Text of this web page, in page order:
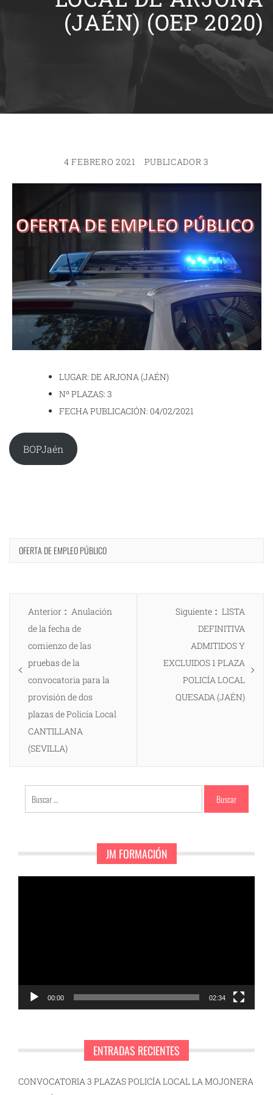
(JAÉN) (OEP 2020)
4 FEBRERO 2021 PUBLICADOR 3
LUGAR: DE ARJONA (JAÉN)
Nº PLAZAS: 3
FECHA PUBLICACIÓN: 04/02/2021
BOPJaén
OFERTA DE EMPLEO PÚBLICO
Navegación
entradas
Anterior
Entrada
anterior:
Anulación
de la fecha de
comienzo de las
pruebas de la
convocatoria para la
provisión de dos
plazas de Policía Local
CANTILLANA
(SEVILLA)
Siguiente
Entrada
siguiente:
LISTA
DEFINITIVA
ADMITIDOS Y
EXCLUIDOS 1 PLAZA
POLICÍA LOCAL
QUESADA (JAÉN)
Buscar:
JM FORMACIÓN
00:00 02:34
ENTRADAS RECIENTES
CONVOCATORIA 3 PLAZAS POLICÍA LOCAL LA MOJONERA